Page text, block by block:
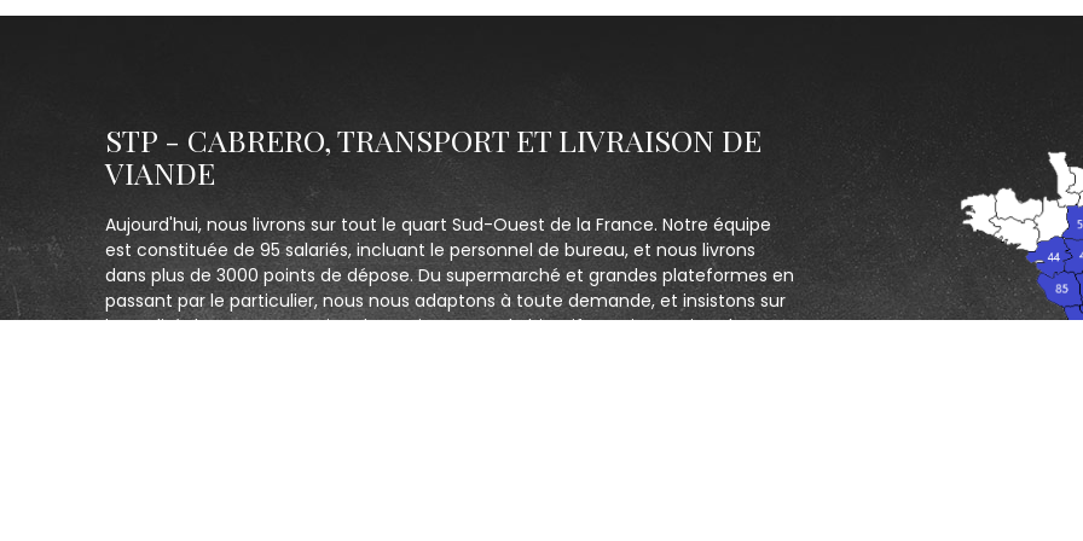
STP - CABRERO, TRANSPORT ET LIVRAISON DE
VIANDE
Aujourd'hui, nous livrons sur tout le quart Sud-Ouest de la France. Notre équipe
est constituée de 95 salariés, incluant le personnel de bureau, et nous livrons
dans plus de 3000 points de dépose. Du supermarché et grandes plateformes en
passant par le particulier, nous nous adaptons à toute demande, et insistons sur
la qualité de notre prestation de service. Un seul objectif : servir au mieux les